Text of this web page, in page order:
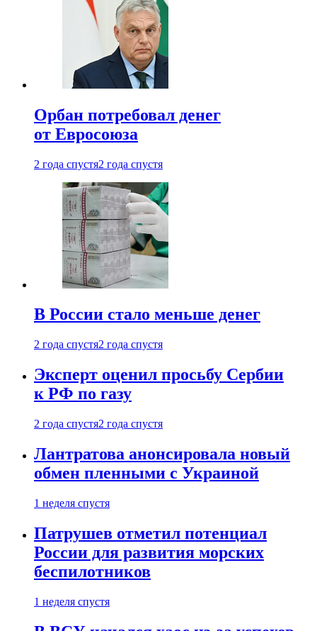
Орбан потребовал денег
от Евросоюза
2 года спустя2 года спустя
В России стало меньше денег
2 года спустя2 года спустя
Эксперт оценил просьбу Сербии
к РФ по газу
2 года спустя2 года спустя
Лантратова анонсировала новый
обмен пленными с Украиной
1 неделя спустя
Патрушев отметил потенциал
России для развития морских
беспилотников
1 неделя спустя